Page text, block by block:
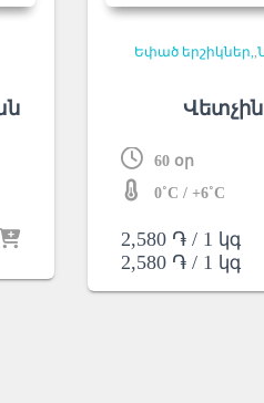
Եփած երշիկներ ,
60 օր
0˚C / +6˚C
2,580 ֏/ 1 կգ
2,580 ֏/ 1 կգ